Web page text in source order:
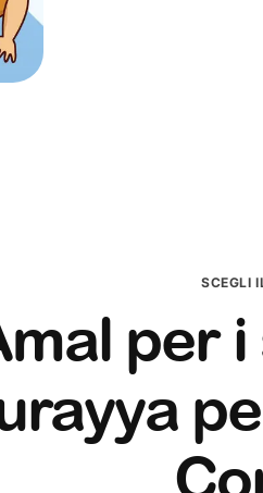
SCEGLI
per